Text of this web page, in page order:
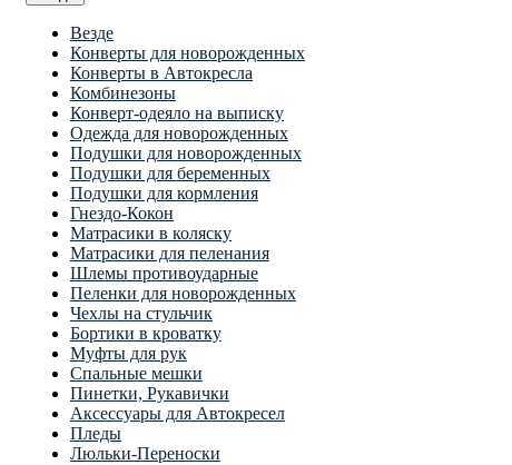
Везде
Конверты для новорожденных
Конверты в Автокресла
Комбинезоны
Конверт-одеяло на выписку
Одежда для новорожденных
Подушки для новорожденных
Подушки для беременных
Подушки для кормления
Гнездо-Кокон
Матрасики в коляску
Матрасики для пеленания
Шлемы противоударные
Пеленки для новорожденных
Чехлы на стульчик
Бортики в кроватку
Муфты для рук
Спальные мешки
Пинетки, Рукавички
Аксессуары для Автокресел
Пледы
Люльки-Переноски